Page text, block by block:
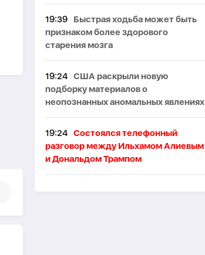
19:39
Быстрая ходьба может быть
признаком более здорового
старения мозга
19:24 США раскрыли новую
подборку материалов о
неопознанных аномальных явлениях
19:24 Состоялся телефонный
разговор между Ильхамом Алиевым
и Дональдом Трампом
19:11 В самолетах Boeing выявили